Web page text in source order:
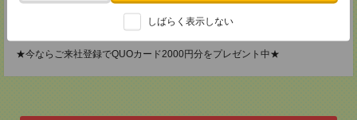
しばらく表示しない
担当：採用担当
★今ならご来社登録でQUOカード2000円分をプレゼント中★